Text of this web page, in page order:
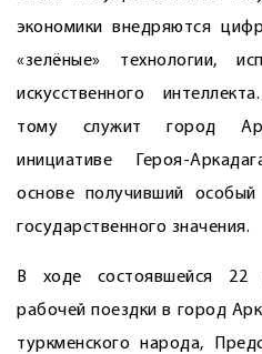
экономики внедряются
«зелёные» технологии,
искусственного
тому служит город
инициативе Героя-
основе получивший
государственного значения.
В ходе состоявшейся 22
рабочей поездки в город
туркменского народа,